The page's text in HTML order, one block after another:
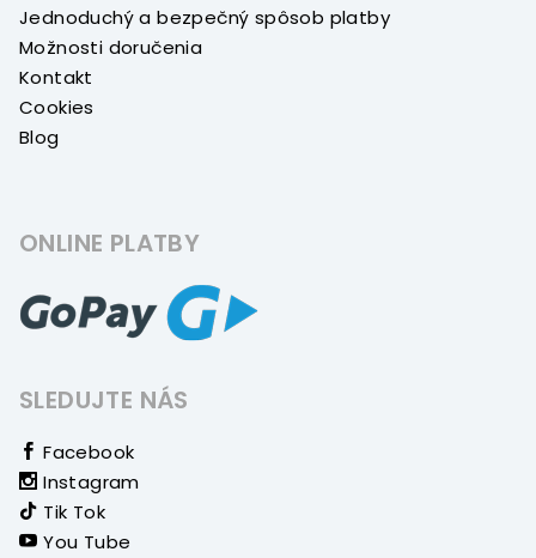
Jednoduchý a bezpečný spôsob platby
Možnosti doručenia
Kontakt
Cookies
Blog
ONLINE PLATBY
SLEDUJTE NÁS
Facebook
Instagram
Tik Tok
You Tube